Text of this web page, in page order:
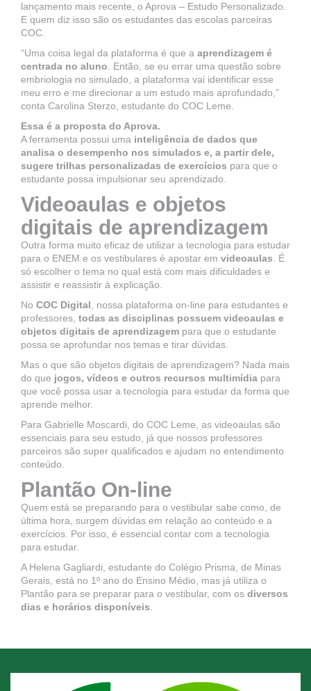
lançamento mais recente, o Aprova – Estudo Personalizado.
E quem diz isso são os estudantes das escolas parceiras
COC.
“Uma coisa legal da plataforma é que a aprendizagem é
centrada no aluno. Então, se eu errar uma questão sobre
embriologia no simulado, a plataforma vai identificar esse
meu erro e me direcionar a um estudo mais aprofundado,”
conta Carolina Sterzo, estudante do COC Leme.
Essa é a proposta do Aprova.
A ferramenta possui uma inteligência de dados que
analisa o desempenho nos simulados e, a partir dele,
sugere trilhas personalizadas de exercícios para que o
estudante possa impulsionar seu aprendizado.
Videoaulas e objetos
digitais de aprendizagem
Outra forma muito eficaz de utilizar a tecnologia para estudar
para o ENEM e os vestibulares é apostar em videoaulas. É
só escolher o tema no qual está com mais dificuldades e
assistir e reassistir à explicação.
No COC Digital, nossa plataforma on-line para estudantes e
professores, todas as disciplinas possuem videoaulas e
objetos digitais de aprendizagem para que o estudante
possa se aprofundar nos temas e tirar dúvidas.
Mas o que são objetos digitais de aprendizagem? Nada mais
do que jogos, vídeos e outros recursos multimídia para
que você possa usar a tecnologia para estudar da forma que
aprende melhor.
Para Gabrielle Moscardi, do COC Leme, as videoaulas são
essenciais para seu estudo, já que nossos professores
parceiros são super qualificados e ajudam no entendimento
conteúdo.
Plantão On-line
Quem está se preparando para o vestibular sabe como, de
última hora, surgem dúvidas em relação ao conteúdo e a
exercícios. Por isso, é essencial contar com a tecnologia
para estudar.
A Helena Gagliardi, estudante do Colégio Prisma, de Minas
Gerais, está no 1º ano do Ensino Médio, mas já utiliza o
Plantão para se preparar para o vestibular, com os diversos
dias e horários disponíveis.